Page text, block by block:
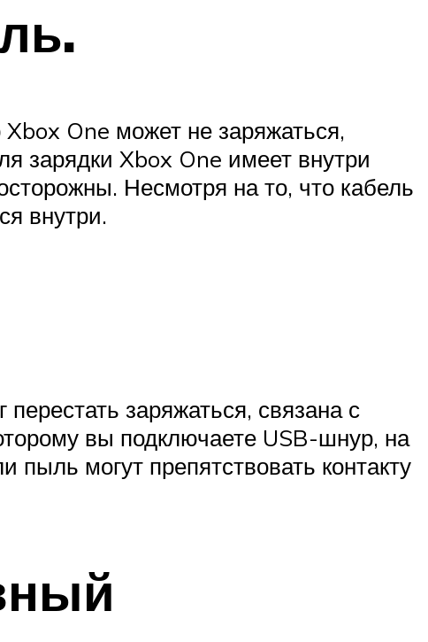
One может не заряжаться,
зарядки Xbox One имеет внутри
Несмотря на то, что кабель
внутри.
заряжаться, связана с
вы подключаете USB-шнур, на
пыль могут препятствовать контакту